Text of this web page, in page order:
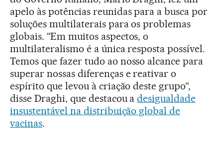
apelo às potências reunidas para a busca por
soluções multilaterais para os problemas
globais. “Em muitos aspectos, o
multilateralismo é a única resposta possível.
Temos que fazer tudo ao nosso alcance para
superar nossas diferenças e reativar o
espírito que levou à criação deste grupo“,
disse Draghi, que destacou adesigualdade
insustentável na distribuição global de
vacinas.